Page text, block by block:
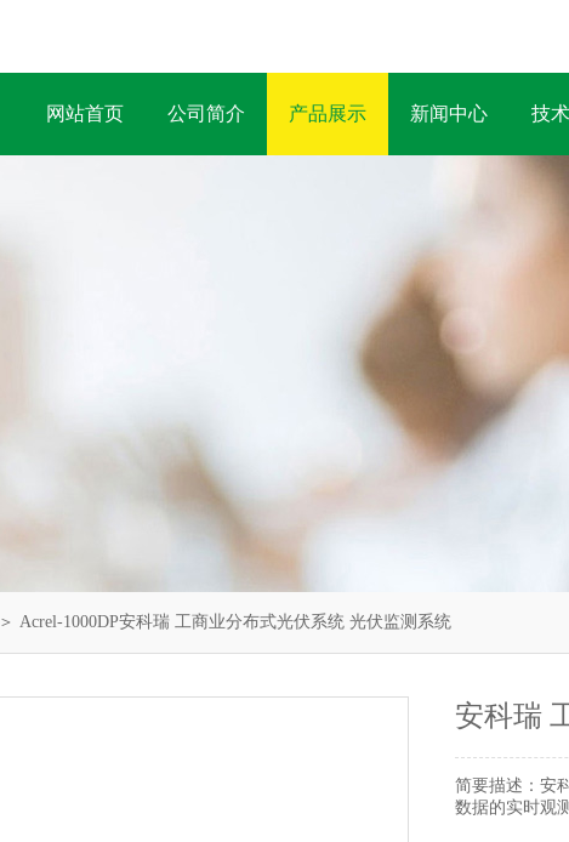
网站首页 公司简介 产品展示 新闻中心 技
＞ Acrel-1000DP安科瑞 工商业分布式光伏系统 光伏监测系统
安科瑞
简要描述： 安
数据的实时观